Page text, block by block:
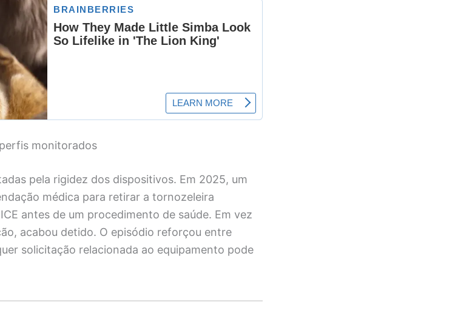
monitorados
pela rigidez dos dispositivos. Em 2025, um
médica para retirar a tornozeleira
antes de um procedimento de saúde. Em vez
acabou detido. O episódio reforçou entre
solicitação relacionada ao equipamento pode